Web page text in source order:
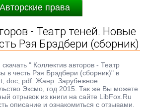
Авторские права
- Театр теней. Новые
Рэя Брэдбери (сборник)
" Коллектив авторов - Театр
в честь Рэя Брэдбери (сборник)" в
doc, pdf. Жанр: Зарубежное
Эксмо, год 2015. Так же Вы можете
отрывок из книги на сайте LibFox.Ru
описание и ознакомиться с отзывами.